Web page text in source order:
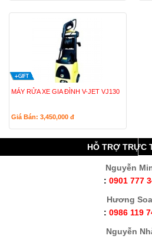
MÁY RỬA XE GIA ĐÌNH V-JET VJ130
Giá Bán: 3,450,000 đ
HỖ TRỢ TRỰC
Nguyễn
: 0901 777
Hương
: 0986 119
Nguyễn